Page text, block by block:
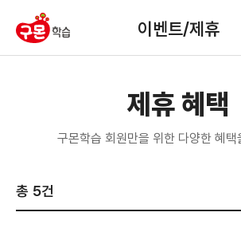
이벤트/제휴
제휴 혜택
구몬학습 회원만을 위한 다양한 혜택
5건